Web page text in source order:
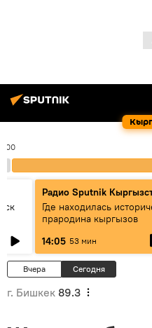
Радио Sputnik
Где находилась
прародина кыргызов
14:05 53 мин
Вчера Сегодня
г. Бишкек 89.3